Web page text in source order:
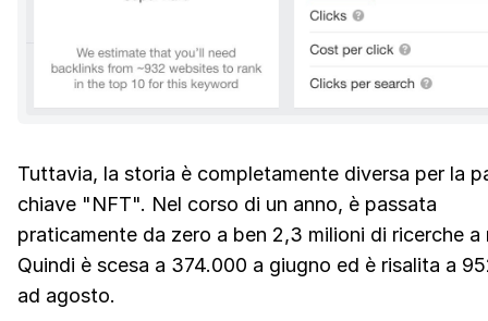
Tuttavia, la storia è completamente diversa per la
chiave "NFT". Nel corso di un anno, è passata
praticamente da zero a ben 2,3 milioni di ricerche a
Quindi è scesa a 374.000 a giugno ed è risalita a
ad agosto.